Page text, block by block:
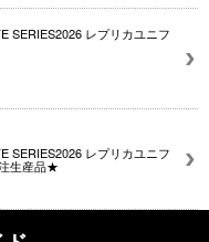
SERIES2026 レプリカユニフ
SERIES2026 レプリカユニフ
生産品★